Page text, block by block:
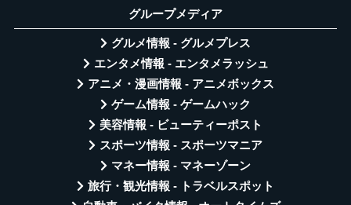
グループメディア
グルメ情報 - グルメプレス
エンタメ情報 - エンタメラッシュ
アニメ・漫画情報 - アニメボックス
ゲーム情報 - ゲームハック
美容情報 - ビューティーポスト
スポーツ情報 - スポーツマニア
マネー情報 - マネーゾーン
旅行・観光情報 - トラベルスポット